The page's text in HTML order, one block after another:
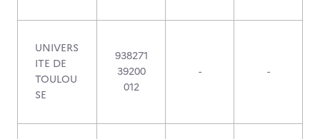
UNIVERS
ITE DE
TOULOU
SE
938271
39200
012
- -